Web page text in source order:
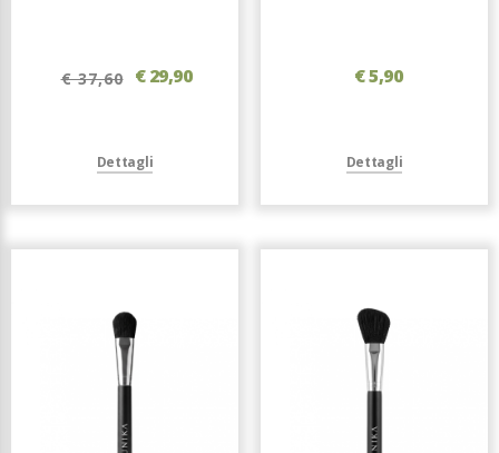
€ 37,60 € 29,90
Dettagli
€ 5,90
Dettagli